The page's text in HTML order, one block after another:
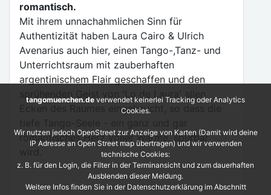
romantisch.
Mit ihrem unnachahmlichen Sinn für
Authentizität haben Laura Cairo & Ulrich
Avenarius auch hier, einen Tango-,Tanz- und
Unterrichtsraum mit zauberhaften
argentinischem Flair geschaffen und den
sprühenden Geist von 'Lo de Laura' allen
Ecken des Raumes eingehaucht, so dass die
romantisches Herz voller Wärme, spürbar
tangomuenchen.de verwendet keinerlei Tracking oder Analytics
Cookies.
Wir nutzen jedoch OpenStreet zur Anzeige von Karten (Damit wird deine
IP Adresse an Open Street map übertragen) und wir verwenden
technische Cookies:
z. B. für den Login, die Filter in der Terminansicht und zum dauerhaften
Ausblenden dieser Meldung.
Weitere Infos finden Sie in der Datenschutzerklärung im Abschnitt